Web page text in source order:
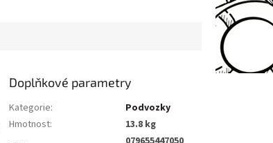
Doplňkové parametry
Kategorie:
Podvozky
Hmotnost:
13.8 kg